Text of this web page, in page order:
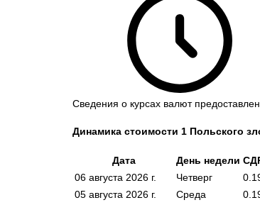
Сведения о курсах валют
Динамика стоимости 1 Польского
Дата День недели
06 августа 2026 г.
Четверг
05 августа 2026 г.
Среда